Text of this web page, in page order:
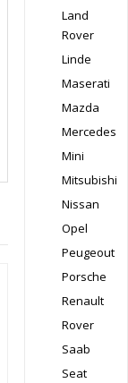
Land
Rover
Linde
Maserati
Mazda
Mercedes
Mini
Mitsubishi
Nissan
Opel
Peugeout
Porsche
Renault
Rover
Saab
Seat